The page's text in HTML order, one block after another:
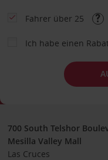
Fahrer über 25
Ich habe einen
700 South Telshor
Mesilla Valley Mall
Las Cruces